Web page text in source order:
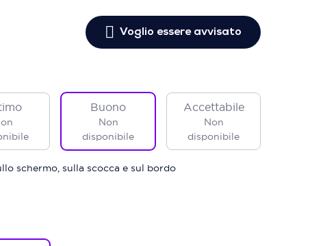
Voglio essere avvisato
Buono
Non
disponibile
Accettabile
Non
disponibile
schermo, sulla scocca e sul bordo